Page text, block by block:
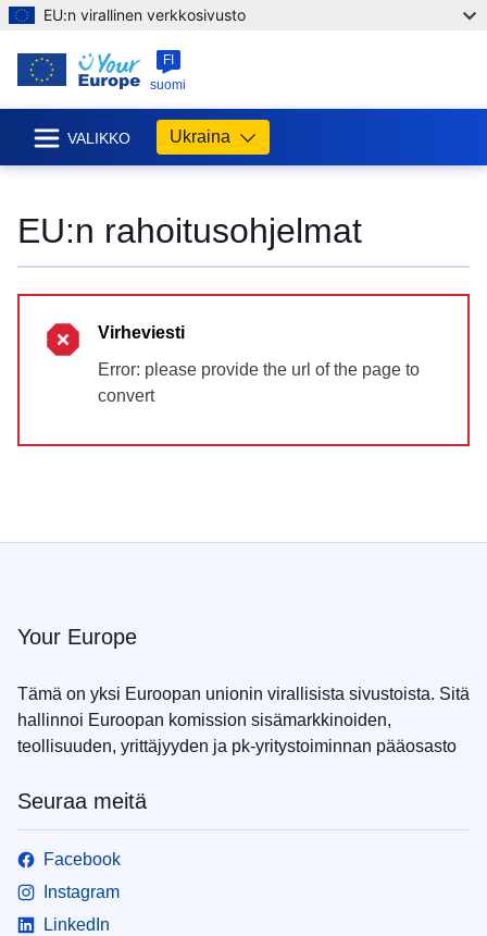
EU:n virallinen verkkosivusto
FI
suomi
VALIKKO Ukraina
EU:n rahoitusohjelmat
Virheviesti
Error: please provide the url of the page to
convert
Your Europe
Tämä on yksi Euroopan unionin virallisista sivustoista. Sitä
hallinnoi Euroopan komission sisämarkkinoiden,
teollisuuden, yrittäjyyden ja pk-yritystoiminnan pääosasto
Seuraa meitä
Facebook
Instagram
LinkedIn